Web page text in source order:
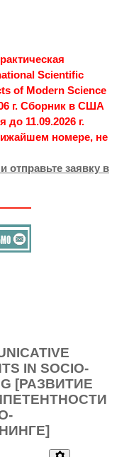
Scientific
of Modern Science
г. Сборник в США
11.09.2026 г.
номере, не
отправьте заявку в
IN SOCIO-
[РАЗВИТИЕ